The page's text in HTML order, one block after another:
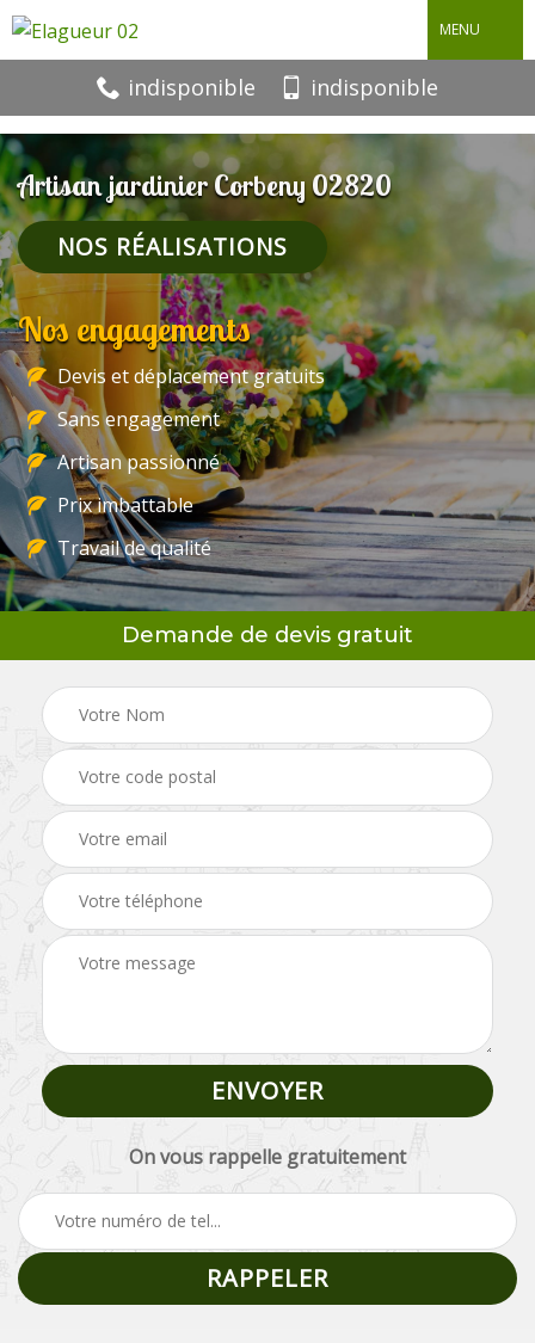
MENU
indisponible indisponible
Artisan jardinier Corbeny 02820
NOS RÉALISATIONS
Nos engagements
Devis et déplacement gratuits
Sans engagement
Artisan passionné
Prix imbattable
Travail de qualité
Demande de devis gratuit
On vous rappelle gratuitement